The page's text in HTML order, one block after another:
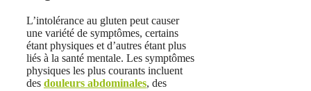
L’intolérance au gluten peut causer
une variété de symptômes, certains
étant physiques et d’autres étant plus
liés à la santé mentale. Les symptômes
physiques les plus courants incluent
des douleurs abdominales, des